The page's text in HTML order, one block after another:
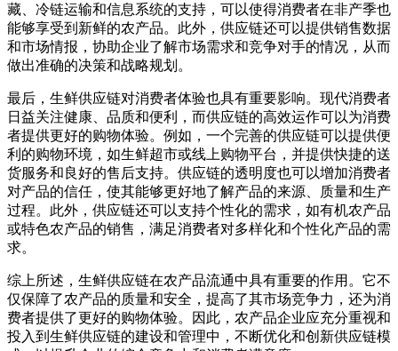
藏、冷链运输和信息系统的支持，可以使得消费者在非产季也
能够享受到新鲜的农产品。此外，供应链还可以提供销售数据
和市场情报，协助企业了解市场需求和竞争对手的情况，从而
做出准确的决策和战略规划。
最后，生鲜供应链对消费者体验也具有重要影响。现代消费者
日益关注健康、品质和便利，而供应链的高效运作可以为消费
者提供更好的购物体验。例如，一个完善的供应链可以提供便
利的购物环境，如生鲜超市或线上购物平台，并提供快捷的送
货服务和良好的售后支持。供应链的透明度也可以增加消费者
对产品的信任，使其能够更好地了解产品的来源、质量和生产
过程。此外，供应链还可以支持个性化的需求，如有机农产品
或特色农产品的销售，满足消费者对多样化和个性化产品的需
求。
综上所述，生鲜供应链在农产品流通中具有重要的作用。它不
仅保障了农产品的质量和安全，提高了其市场竞争力，还为消
费者提供了更好的购物体验。因此，农产品企业应充分重视和
投入到生鲜供应链的建设和管理中，不断优化和创新供应链模